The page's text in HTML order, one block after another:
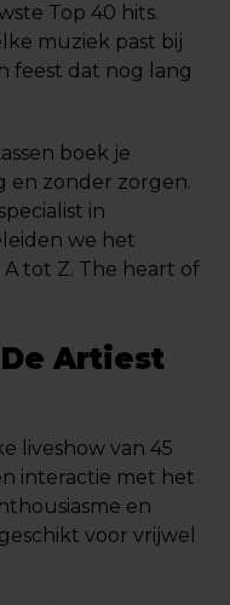
Top 40 hits.
muziek past bij
feest dat nog lang
boek je
en zonder zorgen.
in
we het
tot Z. The heart of
Artiest
liveshow van 45
interactie met het
en
voor vrijwel